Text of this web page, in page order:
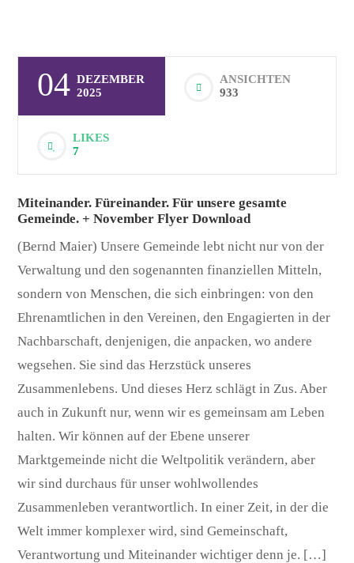
04 DEZEMBER
2025
ANSICHTEN
933
LIKES
7
Miteinander. Füreinander. Für unsere gesamte
Gemeinde. + November Flyer Download
(Bernd Maier) Unsere Gemeinde lebt nicht nur von der
Verwaltung und den sogenannten finanziellen Mitteln,
sondern von Menschen, die sich einbringen: von den
Ehrenamtlichen in den Vereinen, den Engagierten in der
Nachbarschaft, denjenigen, die anpacken, wo andere
wegsehen. Sie sind das Herzstück unseres
Zusammenlebens. Und dieses Herz schlägt in Zus. Aber
auch in Zukunft nur, wenn wir es gemeinsam am Leben
halten. Wir können auf der Ebene unserer
Marktgemeinde nicht die Weltpolitik verändern, aber
wir sind durchaus für unser wohlwollendes
Zusammenleben verantwortlich. In einer Zeit, in der die
Welt immer komplexer wird, sind Gemeinschaft,
Verantwortung und Miteinander wichtiger denn je. […]